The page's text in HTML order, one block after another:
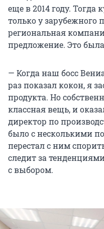
еще в 2014 году.
только у зарубежного
региональная
предложение. Это
— Когда наш босс
раз показал кокон, я
продукта. Но
классная вещь, и
директор по
было с несколькими
перестал с ним
следит за
с выбором.